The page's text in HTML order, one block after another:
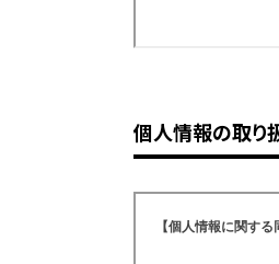
個人情報の取り